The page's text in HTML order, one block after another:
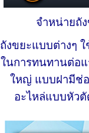
จำหน่ายถั
ถังขยะแบบต่างๆ
ในการทนทานต่อ
ใหญ่ แบบฝามีช่
อะไหล่แบบหัว